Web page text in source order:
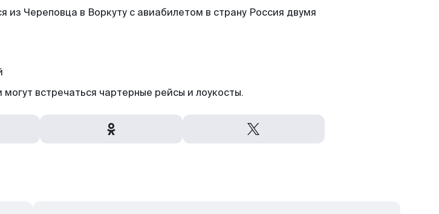
из Череповца в Воркуту с авиабилетом в страну Россия двумя
встречаться чартерные рейсы и лоукосты.